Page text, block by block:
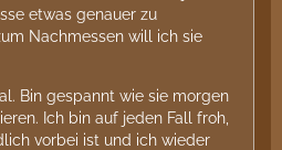
etwas genauer zu
Nachmessen will ich sie
Bin gespannt wie sie morgen
Ich bin auf jeden Fall froh,
vorbei ist und ich wieder